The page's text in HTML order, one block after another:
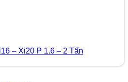
– Xi20 P 1.6 – 2 Tấn